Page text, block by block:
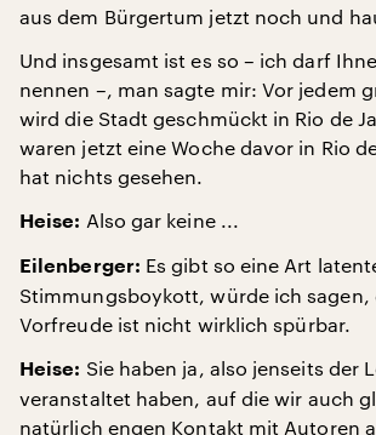
aus dem Bürgertum jetzt noch und
Und insgesamt ist es so – ich darf
nennen –, man sagte mir: Vor jedem
wird die Stadt geschmückt in Rio de
waren jetzt eine Woche davor in Rio
hat nichts gesehen.
Heise: Also gar keine ...
Eilenberger: Es gibt so eine Art
Stimmungsboykott, würde ich sagen,
Vorfreude ist nicht wirklich spürbar.
Heise: Sie haben ja, also jenseits der
veranstaltet haben, auf die wir auch
natürlich engen Kontakt mit Autoren